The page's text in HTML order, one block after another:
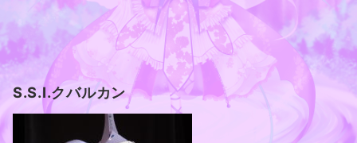
S.S.I.クバルカン